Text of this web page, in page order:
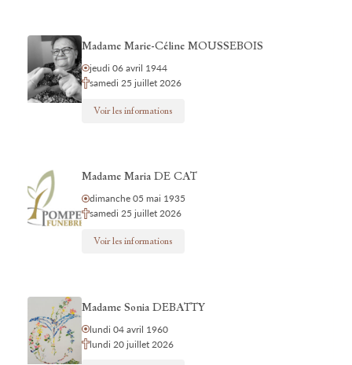
Madame Marie-Céline MOUSSEBOIS
jeudi 06 avril 1944
samedi 25 juillet 2026
Voir les informations
Madame Maria DE CAT
dimanche 05 mai 1935
samedi 25 juillet 2026
Voir les informations
Madame Sonia DEBATTY
lundi 04 avril 1960
lundi 20 juillet 2026